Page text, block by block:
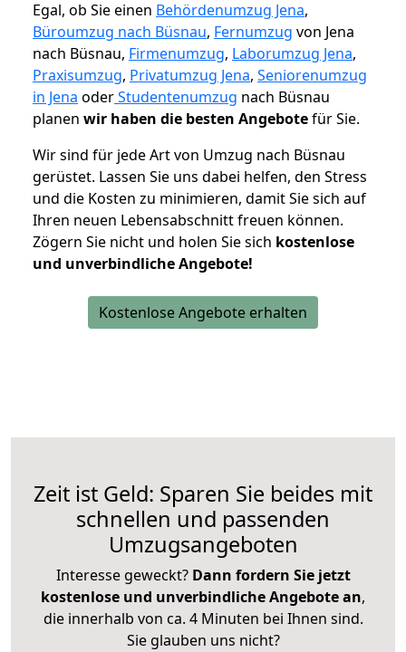
Egal, ob Sie einen Behördenumzug Jena,
Büroumzug nach Büsnau, Fernumzug von Jena
nach Büsnau, Firmenumzug, Laborumzug Jena,
Praxisumzug, Privatumzug Jena, Seniorenumzug
in Jena oderStudentenumzug nach Büsnau
planen wir haben die besten Angebotefür Sie.
Wir sind für jede Art von Umzug nach Büsnau
gerüstet. Lassen Sie uns dabei helfen, den Stress
und die Kosten zu minimieren, damit Sie sich auf
Ihren neuen Lebensabschnitt freuen können.
Zögern Sie nicht und holen Sie sich kostenlose
und unverbindliche Angebote!
Kostenlose Angebote erhalten
Zeit ist Geld: Sparen Sie beides mit
schnellen und passenden
Umzugsangeboten
Interesse geweckt? Dann fordern Sie jetzt
kostenlose und unverbindliche Angebote an,
die innerhalb von ca. 4 Minuten bei Ihnen sind.
Sie glauben uns nicht?